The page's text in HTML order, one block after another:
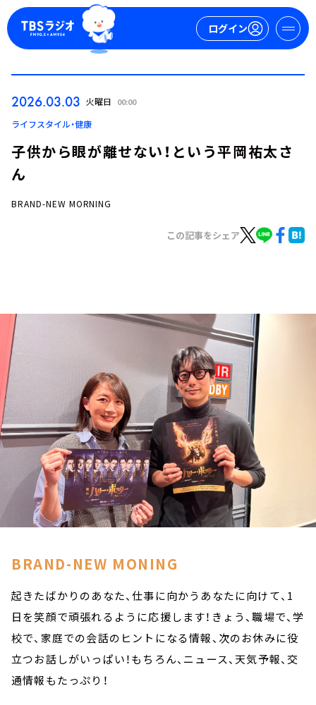
ログイン
ログイン
会社情報
2026.03.03 火曜日 00:00
ライフスタイル・健康
子供から眼が離せない！という平岡祐太さ
ん
BRAND-NEW MORNING
この記事をシェア
BRAND-NEW MONING
起きたばかりのあなた、仕事に向かうあなたに向けて、1
日を笑顔で頑張れるように応援します！きょう、職場で、学
校で、家庭での会話のヒントになる情報、次のお休みに役
立つお話しがいっぱい！もちろん、ニュース、天気予報、交
通情報もたっぷり！